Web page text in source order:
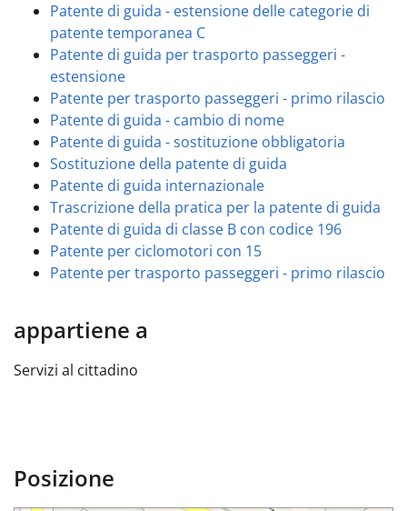
Patente di guida - estensione delle categorie di
patente temporanea C
Patente di guida per trasporto passeggeri -
estensione
Patente per trasporto passeggeri - primo rilascio
Patente di guida - cambio di nome
Patente di guida - sostituzione obbligatoria
Sostituzione della patente di guida
Patente di guida internazionale
Trascrizione della pratica per la patente di guida
Patente di guida di classe B con codice 196
Patente per ciclomotori con 15
Patente per trasporto passeggeri - primo rilascio
appartiene a
Servizi al cittadino
Posizione